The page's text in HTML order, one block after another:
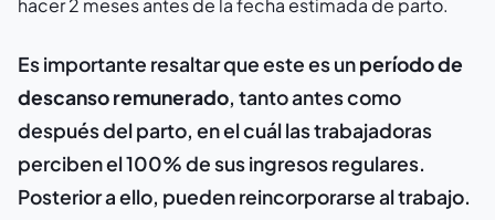
hacer 2 meses antes de la fecha estimada de parto.
Es importante resaltar que este es unperíodo de
descanso remunerado, tanto antes como
después del parto, en el cuál las trabajadoras
perciben el 100% de sus ingresos regulares.
Posterior a ello, pueden reincorporarse al trabajo.